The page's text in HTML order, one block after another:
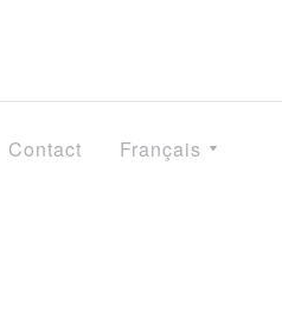
Contact Français